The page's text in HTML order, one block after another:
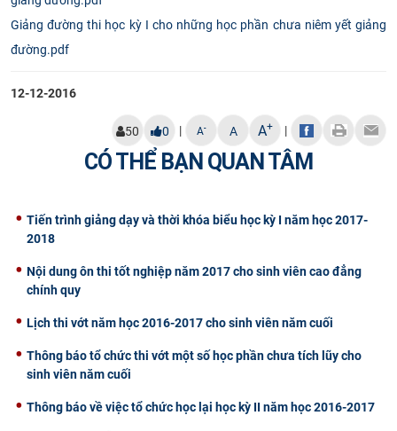
KHOA HỌC CÔNG NGHỆ
Giảng đường thi học kỳ I cho những học phần chưa niêm yết giảng
đường.pdf
12-12-2016
50 0 | A- A A+ |
CÓ THỂ BẠN QUAN TÂM
Tiến trình giảng dạy và thời khóa biểu học kỳ I năm học 2017-
2018
Nội dung ôn thi tốt nghiệp năm 2017 cho sinh viên cao đẳng
chính quy
Lịch thi vớt năm học 2016-2017 cho sinh viên năm cuối
Thông báo tổ chức thi vớt một số học phần chưa tích lũy cho
sinh viên năm cuối
Thông báo về việc tổ chức học lại học kỳ II năm học 2016-2017